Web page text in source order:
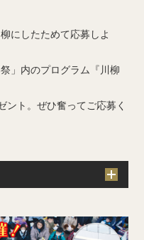
にしたためて応募しよ
」内のプログラム『川柳
ント。ぜひ奮ってご応募く